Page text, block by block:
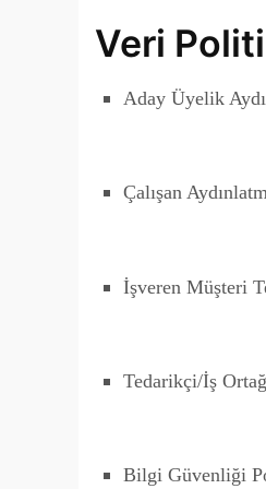
Veri
Aday Üyelik
Çalışan
İşveren Müşteri
Tedarikçi/İş
Bilgi Güvenliği